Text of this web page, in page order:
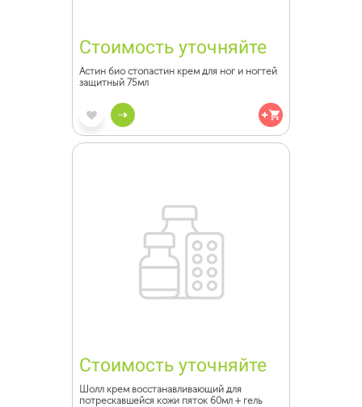
Стоимость уточняйте
Астин био стопастин крем для ног и ногтей
защитный 75мл
Стоимость уточняйте
Шолл крем восстанавливающий для
потрескавшейся кожи пяток 60мл + гель